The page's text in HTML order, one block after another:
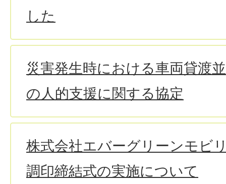
した
災害発生時における車両貸渡
の人的支援に関する協定
株式会社エバーグリーンモビ
調印締結式の実施について